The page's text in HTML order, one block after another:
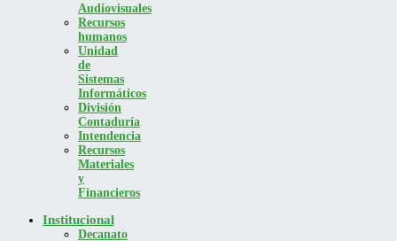
Audiovisuales
Recursos
humanos
Unidad
de
Sistemas
Informáticos
División
Contaduría
Intendencia
Recursos
Materiales
y
Financieros
Institucional
Decanato